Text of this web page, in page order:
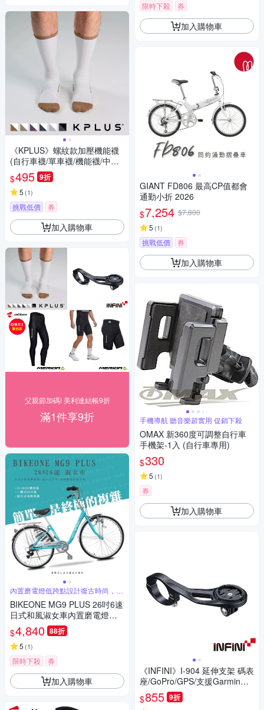
《KPLUS》螺紋款加壓機能襪
(自行車襪/單車襪/機能襪/中長
襪/襪子/長襪/透氣車襪/單車)
$495 9折
5 (1)
挑戰低價 券
加入購物車
父親節加碼! 美利達結帳9折
滿1件享9折
內置磨電燈低跨點設計復古時尚，騎
行輕便
BIKEONE MG9 PLUS 26吋6速
日式和風淑女車內置磨電燈低
跨點設計復古式美學婆婆媽媽
姐妹學生通勤自行車代步首選
$4,840 88折
5 (1)
限時下殺 券
加入購物車
限時下殺 券
加入購物車
GIANT FD806 最高CP值都會
通勤小折 2026
$7,254 $7,800
5 (1)
挑戰低價 券
加入購物車
手機導航 聽音樂超實用 促銷下殺
OMAX 新360度可調整自行車
手機架-1入 (自行車專用)
$330
5 (1)
券
加入購物車
《INFINI》I-904 延伸支架 碼表
座/GoPro/GPS/支援Garmin、B
ryton
$855 9折